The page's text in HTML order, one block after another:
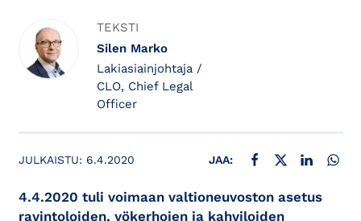
TEKSTI
Silen Marko
Lakiasiainjohtaja /
CLO, Chief Legal
Officer
JULKAISTU: 6.4.2020 JAA: JAA FACEBOOKISSA
JAA X:SSÄ JAA
4.4.2020 tuli voimaan valtioneuvoston asetus
ravintoloiden, yökerhojen ja kahviloiden